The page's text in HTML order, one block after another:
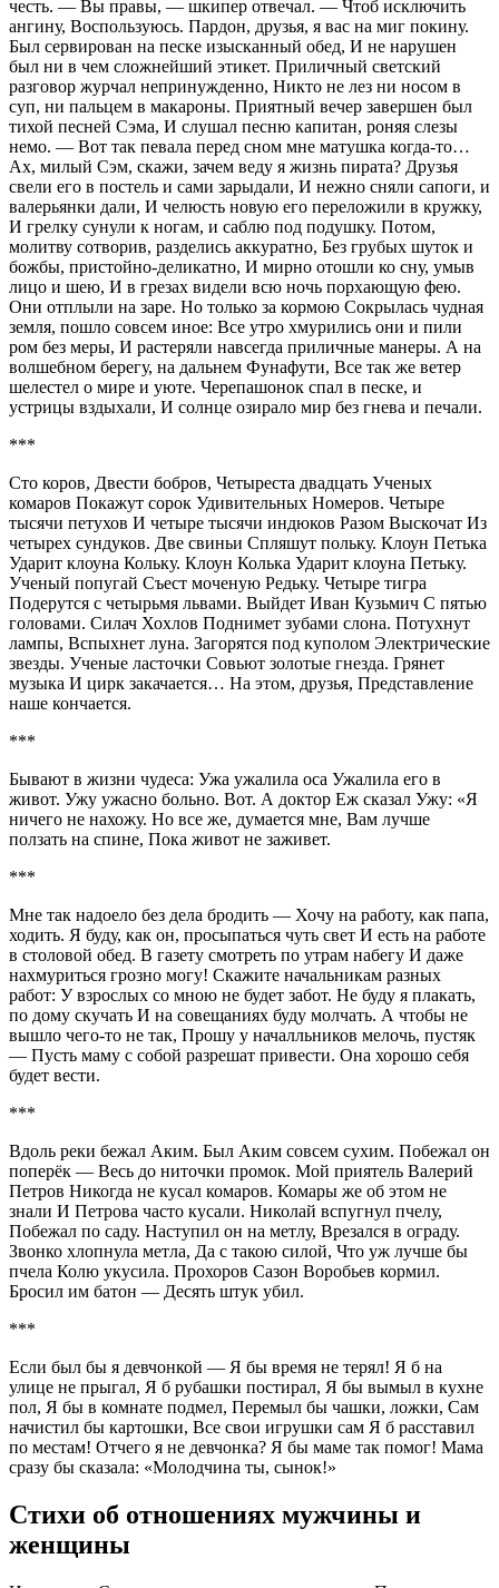
честь. — Вы правы, — шкипер отвечал. — Чтоб исключить
ангину, Воспользуюсь. Пардон, друзья, я вас на миг покину.
Был сервирован на песке изысканный обед, И не нарушен
был ни в чем сложнейший этикет. Приличный светский
разговор журчал непринужденно, Никто не лез ни носом в
суп, ни пальцем в макароны. Приятный вечер завершен был
тихой песней Сэма, И слушал песню капитан, роняя слезы
немо. — Вот так певала перед сном мне матушка когда-то…
Ах, милый Сэм, скажи, зачем веду я жизнь пирата? Друзья
свели его в постель и сами зарыдали, И нежно сняли сапоги, и
валерьянки дали, И челюсть новую его переложили в кружку,
И грелку сунули к ногам, и саблю под подушку. Потом,
молитву сотворив, разделись аккуратно, Без грубых шуток и
божбы, пристойно-деликатно, И мирно отошли ко сну, умыв
лицо и шею, И в грезах видели всю ночь порхающую фею.
Они отплыли на заре. Но только за кормою Сокрылась чудная
земля, пошло совсем иное: Все утро хмурились они и пили
ром без меры, И растеряли навсегда приличные манеры. А на
волшебном берегу, на дальнем Фунафути, Все так же ветер
шелестел о мире и уюте. Черепашонок спал в песке, и
устрицы вздыхали, И солнце озирало мир без гнева и печали.
***
Сто коров, Двести бобров, Четыреста двадцать Ученых
комаров Покажут сорок Удивительных Номеров. Четыре
тысячи петухов И четыре тысячи индюков Разом Выскочат Из
четырех сундуков. Две свиньи Спляшут польку. Клоун Петька
Ударит клоуна Кольку. Клоун Колька Ударит клоуна Петьку.
Ученый попугай Съест моченую Редьку. Четыре тигра
Подерутся с четырьмя львами. Выйдет Иван Кузьмич С пятью
головами. Силач Хохлов Поднимет зубами слона. Потухнут
лампы, Вспыхнет луна. Загорятся под куполом Электрические
звезды. Ученые ласточки Совьют золотые гнезда. Грянет
музыка И цирк закачается… На этом, друзья, Представление
наше кончается.
***
Бывают в жизни чудеса: Ужа ужалила оса Ужалила его в
живот. Ужу ужасно больно. Вот. А доктор Еж сказал Ужу: «Я
ничего не нахожу. Но все же, думается мне, Вам лучше
ползать на спине, Пока живот не заживет.
***
Мне так надоело без дела бродить — Хочу на работу, как папа,
ходить. Я буду, как он, просыпаться чуть свет И есть на работе
в столовой обед. В газету смотреть по утрам набегу И даже
нахмуриться грозно могу! Скажите начальникам разных
работ: У взрослых со мною не будет забот. Не буду я плакать,
по дому скучать И на совещаниях буду молчать. А чтобы не
вышло чего-то не так, Прошу у началльников мелочь, пустяк
— Пусть маму с собой разрешат привести. Она хорошо себя
будет вести.
***
Вдоль реки бежал Аким. Был Аким совсем сухим. Побежал он
поперёк — Весь до ниточки промок. Мой приятель Валерий
Петров Никогда не кусал комаров. Комары же об этом не
знали И Петрова часто кусали. Николай вспугнул пчелу,
Побежал по саду. Наступил он на метлу, Врезался в ограду.
Звонко хлопнула метла, Да с такою силой, Что уж лучше бы
пчела Колю укусила. Прохоров Сазон Воробьев кормил.
Бросил им батон — Десять штук убил.
***
Если был бы я девчонкой — Я бы время не терял! Я б на
улице не прыгал, Я б рубашки постирал, Я бы вымыл в кухне
пол, Я бы в комнате подмел, Перемыл бы чашки, ложки, Сам
начистил бы картошки, Все свои игрушки сам Я б расставил
по местам! Отчего я не девчонка? Я бы маме так помог! Мама
сразу бы сказала: «Молодчина ты, сынок!»
Стихи об отношениях мужчины и
женщины